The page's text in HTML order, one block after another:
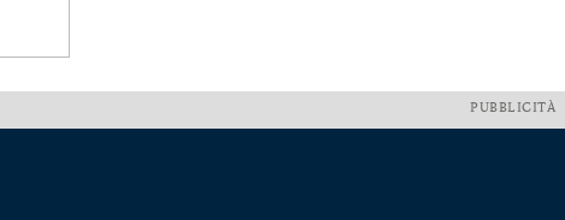
PUBBLICITÀ